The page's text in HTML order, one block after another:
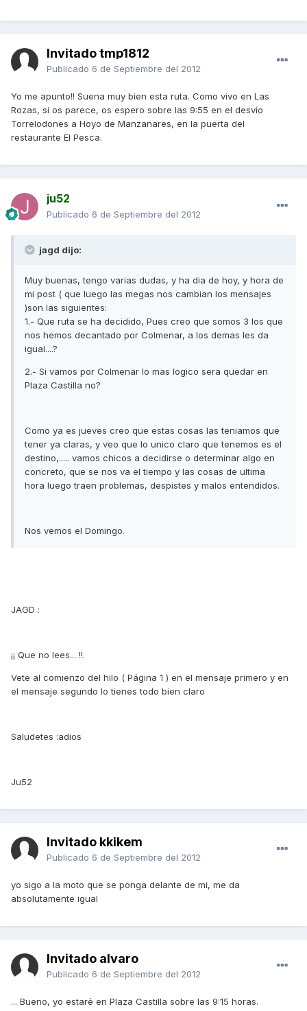
Invitado tmp1812
Publicado 6 de Septiembre del 2012
Yo me apunto!! Suena muy bien esta ruta. Como vivo en Las
Rozas, si os parece, os espero sobre las 9:55 en el desvío
Torrelodones a Hoyo de Manzanares, en la puerta del
restaurante El Pesca.
ju52
Publicado 6 de Septiembre del 2012
jagd dijo:
Muy buenas, tengo varias dudas, y ha dia de hoy, y hora de
mi post ( que luego las megas nos cambian los mensajes
)son las siguientes:
1.- Que ruta se ha decidido, Pues creo que somos 3 los que
nos hemos decantado por Colmenar, a los demas les da
igual....?
2.- Si vamos por Colmenar lo mas logico sera quedar en
Plaza Castilla no?
Como ya es jueves creo que estas cosas las teniamos que
tener ya claras, y veo que lo unico claro que tenemos es el
destino,..... vamos chicos a decidirse o determinar algo en
concreto, que se nos va el tiempo y las cosas de ultima
hora luego traen problemas, despistes y malos entendidos.
Nos vemos el Domingo.
JAGD :
¡¡ Que no lees... !!.
Vete al comienzo del hilo ( Página 1 ) en el mensaje primero y en
el mensaje segundo lo tienes todo bien claro
Saludetes :adios
Ju52
Invitado kkikem
Publicado 6 de Septiembre del 2012
yo sigo a la moto que se ponga delante de mi, me da
absolutamente igual
Invitado alvaro
Publicado 6 de Septiembre del 2012
... Bueno, yo estaré en Plaza Castilla sobre las 9:15 horas.